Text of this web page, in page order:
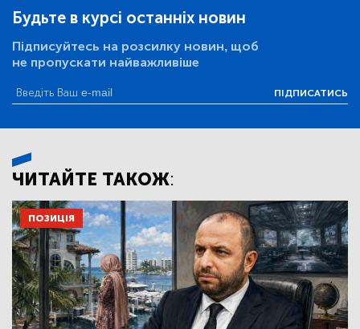
Будьте в курсі останніх новин
Підписуйтесь на розсилку новин, щоб
не пропускати найважливіше
ПІДПИСАТИСЬ
ЧИТАЙТЕ ТАКОЖ:
ПОЗИЦІЯ